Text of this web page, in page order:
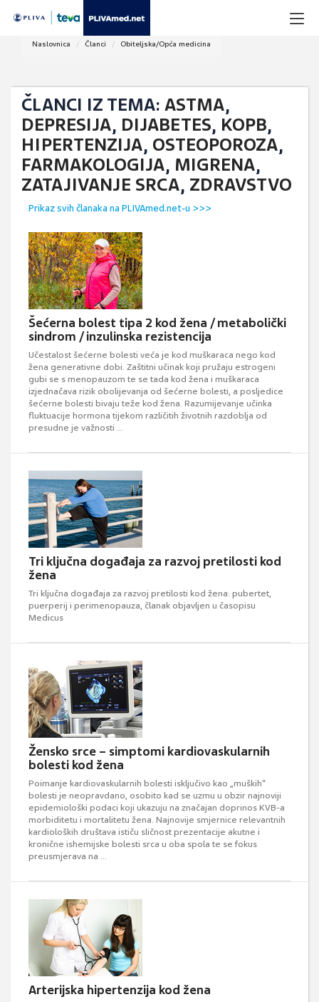
Naslovnica Članci Obiteljska/Opća medicina
ČLANCI IZ TEMA: ASTMA,
DEPRESIJA, DIJABETES, KOPB,
HIPERTENZIJA, OSTEOPOROZA,
FARMAKOLOGIJA, MIGRENA,
ZATAJIVANJE SRCA, ZDRAVSTVO
Prikaz svih članaka na PLIVAmed.net-u >>>
Šećerna bolest tipa 2 kod žena / metabolički
sindrom / inzulinska rezistencija
Učestalost šećerne bolesti veća je kod muškaraca nego kod
žena generativne dobi. Zaštitni učinak koji pružaju estrogeni
gubi se s menopauzom te se tada kod žena i muškaraca
izjednačava rizik obolijevanja od šećerne bolesti, a posljedice
šećerne bolesti bivaju teže kod žena. Razumijevanje učinka
fluktuacije hormona tijekom različitih životnih razdoblja od
presudne je važnosti ...
Tri ključna događaja za razvoj pretilosti kod
žena
Tri ključna događaja za razvoj pretilosti kod žena: pubertet,
puerperij i perimenopauza, članak objavljen u časopisu
Medicus
Žensko srce – simptomi kardiovaskularnih
bolesti kod žena
Poimanje kardiovaskularnih bolesti isključivo kao „muških“
bolesti je neopravdano, osobito kad se uzmu u obzir najnoviji
epidemiološki podaci koji ukazuju na značajan doprinos KVB-a
morbiditetu i mortalitetu žena. Najnovije smjernice relevantnih
kardioloških društava ističu sličnost prezentacije akutne i
kronične ishemijske bolesti srca u oba spola te se fokus
preusmjerava na ...
Arterijska hipertenzija kod žena